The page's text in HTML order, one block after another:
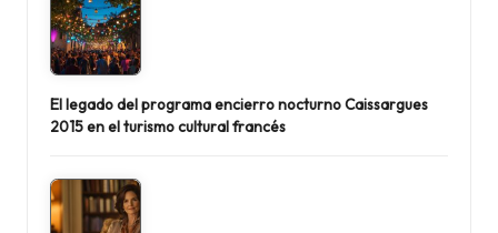
El legado del programa encierro nocturno Caissargues
2015 en el turismo cultural francés